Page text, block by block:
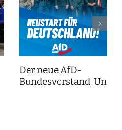
Der neue AfD-
Bundesvorstand: